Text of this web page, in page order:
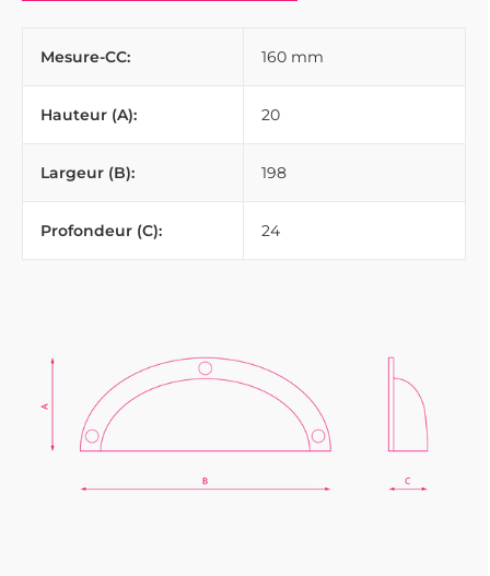
Mesure-CC: 160 mm
Hauteur (A): 20
Largeur (B): 198
Profondeur (C): 24